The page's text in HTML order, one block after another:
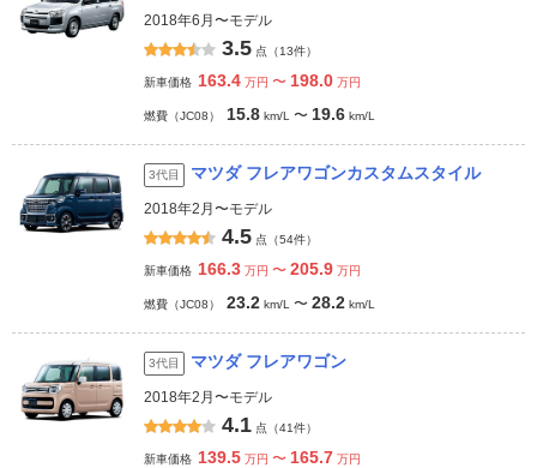
2018年6月〜モデル
3.5 点（13件）
新車価格 163.4 万円 〜 198.0 万円
燃費（JC08） 15.8 km/L 〜 19.6 km/L
3代目 マツダ フレアワゴンカスタムスタイル
2018年2月〜モデル
4.5 点（54件）
新車価格 166.3 万円 〜 205.9 万円
燃費（JC08） 23.2 km/L 〜 28.2 km/L
3代目 マツダ フレアワゴン
2018年2月〜モデル
4.1 点（41件）
新車価格 139.5 万円 〜 165.7 万円